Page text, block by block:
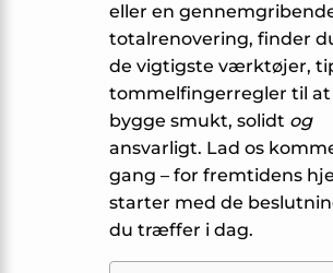
eller en
totalrenovering, finder
de vigtigste værktøjer,
tommelfingerregler til at
bygge smukt, solidt og
ansvarligt. Lad os
gang – for fremtidens
starter med de
du træffer i dag.